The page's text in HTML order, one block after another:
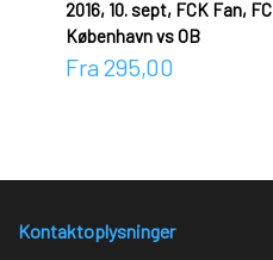
2016, 10. sept, FCK Fan, FC
København vs OB
Fra 295,00
Kontaktoplysninger